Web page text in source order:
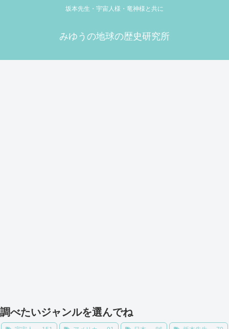
坂本先生・宇宙人様・竜神様と共に
みゆうの地球の歴史研究所
調べたいジャンルを選んでね